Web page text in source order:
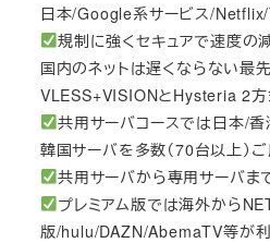
日本/Google系サービス/Netflix/
規制に強くセキュアで速度の
国内のネットは遅くならない最
VLESS+VISIONとHysteria 2方
共用サーバコースでは日本/
韓国サーバを多数（70台以上）
共用サーバから専用サーバま
プレミアム版では海外から
版/hulu/DAZN/AbemaTV等が